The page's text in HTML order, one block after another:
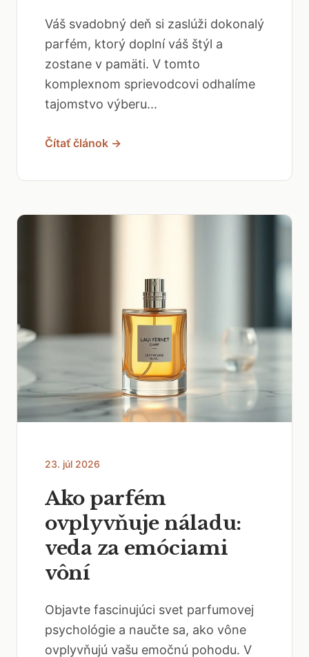
Váš svadobný deň si zaslúži dokonalý
parfém, ktorý doplní váš štýl a
zostane v pamäti. V tomto
komplexnom sprievodcovi odhalíme
tajomstvo výberu...
Čítať článok →
23. júl 2026
Ako parfém
ovplyvňuje náladu:
veda za emóciami
vôní
Objavte fascinujúci svet parfumovej
psychológie a naučte sa, ako vône
ovplyvňujú vašu emočnú pohodu. V